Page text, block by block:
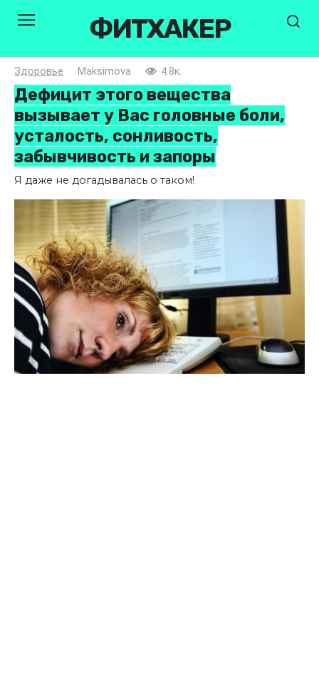
ФИТХАКЕР
Здоровье Maksimova 4.8к.
Дефицит этого вещества
вызывает у Вас головные боли,
усталость, сонливость,
забывчивость и запоры
Я даже не догадывалась о таком!